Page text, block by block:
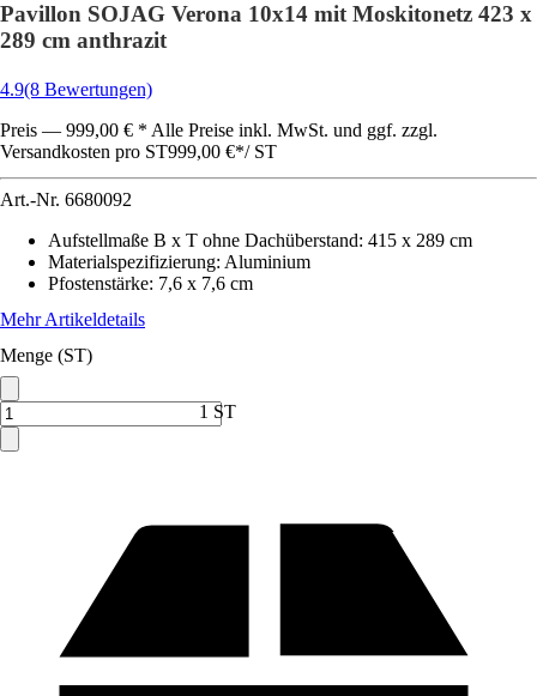
Pavillon SOJAG Verona 10x14 mit Moskitonetz 423 x
289 cm anthrazit
4.9(8 Bewertungen)
Preis — 999,00 € * Alle Preise inkl. MwSt. und ggf. zzgl.
Versandkosten pro ST999,00 €*/ ST
Art.-Nr. 6680092
Aufstellmaße B x T ohne Dachüberstand: 415 x 289 cm
Materialspezifizierung: Aluminium
Pfostenstärke: 7,6 x 7,6 cm
Mehr Artikeldetails
Menge (ST)
1 ST